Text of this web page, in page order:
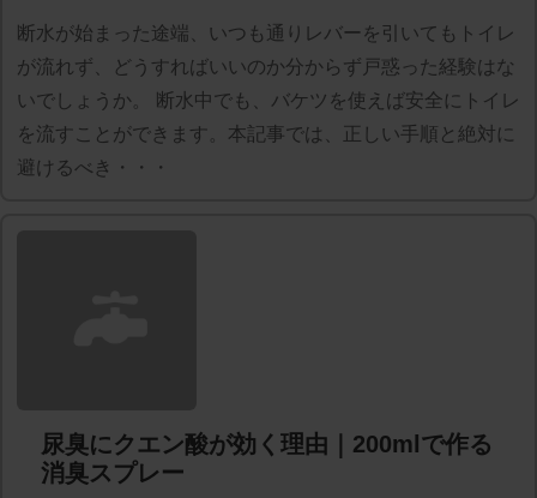
断水が始まった途端、いつも通りレバーを引いてもトイレ
が流れず、どうすればいいのか分からず戸惑った経験はな
いでしょうか。 断水中でも、バケツを使えば安全にトイレ
を流すことができます。本記事では、正しい手順と絶対に
避けるべき・・・
尿臭にクエン酸が効く理由｜200mlで作る
消臭スプレー